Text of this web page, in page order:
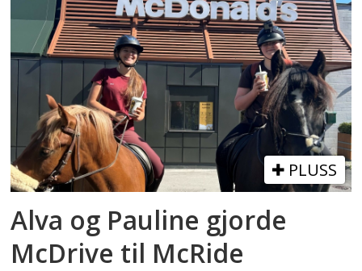
PLUSS
Alva og Pauline gjorde
McDrive til McRide